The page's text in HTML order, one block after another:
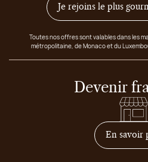
Je rejoins le plus
Toutes nos offres sont valables dans les
métropolitaine, de Monaco et du
Devenir
En savoir